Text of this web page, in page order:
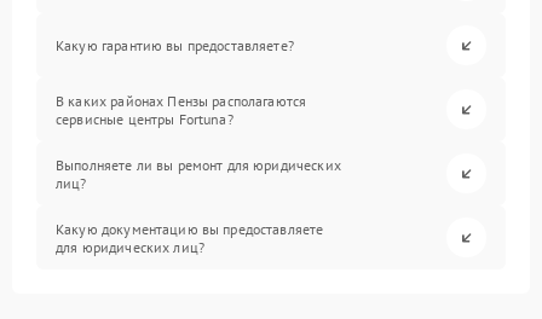
Какую гарантию вы предоставляете?
В каких районах Пензы располагаются
сервисные центры Fortuna?
Выполняете ли вы ремонт для юридических
лиц?
Какую документацию вы предоставляете
для юридических лиц?